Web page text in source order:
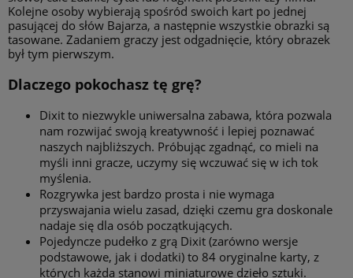
Kolejne osoby wybierają spośród swoich kart po jednej
pasującej do słów Bajarza, a następnie wszystkie obrazki są
tasowane. Zadaniem graczy jest odgadnięcie, który obrazek
był tym pierwszym.
Dlaczego pokochasz tę grę?
Dixit to niezwykle uniwersalna zabawa, która pozwala
nam rozwijać swoją kreatywność i lepiej poznawać
naszych najbliższych. Próbując zgadnąć, co mieli na
myśli inni gracze, uczymy się wczuwać się w ich tok
myślenia.
Rozgrywka jest bardzo prosta i nie wymaga
przyswajania wielu zasad, dzięki czemu gra doskonale
nadaje się dla osób początkujących.
Pojedyncze pudełko z grą Dixit (zarówno wersje
podstawowe, jak i dodatki) to 84 oryginalne karty, z
których każda stanowi miniaturowe dzieło sztuki.